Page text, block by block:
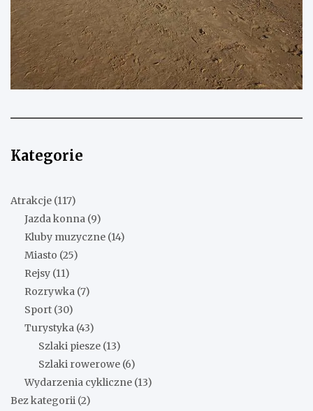
Kategorie
Atrakcje (117)
Jazda konna (9)
Kluby muzyczne (14)
Miasto (25)
Rejsy (11)
Rozrywka (7)
Sport (30)
Turystyka (43)
Szlaki piesze (13)
Szlaki rowerowe (6)
Wydarzenia cykliczne (13)
Bez kategorii (2)